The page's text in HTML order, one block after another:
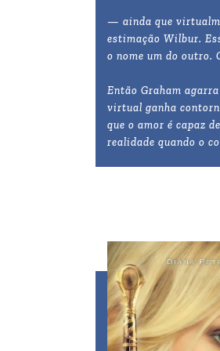
— ainda que
estimação Wilbur.
o nome um do outro.
Então Graham
virtual ganha
que o amor é capaz
realidade quando o